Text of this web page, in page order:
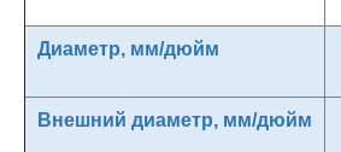
Диаметр, мм/дюйм
Внешний диаметр, мм/дюйм